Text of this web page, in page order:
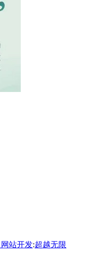
网站开发:超越无限